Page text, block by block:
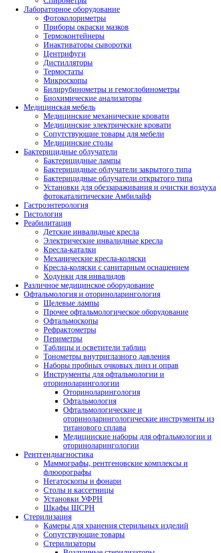
Лабораторное оборудование
Фотоколориметры
Приборы окраски мазков
Термоконтейнеры
Инактиваторы сыворотки
Центрифуги
Дистилляторы
Термостаты
Микроскопы
Билирубинометры и гемоглобинометры
Биохимические анализаторы
Медицинская мебель
Медицинские механические кровати
Медицинские электрические кровати
Сопутствующие товары для мебели
Медицинские столы
Бактерицидные облучатели
Бактерицидные лампы
Бактерицидные облучатели закрытого типа
Бактерицидные облучатели открытого типа
Установки для обеззараживания и очистки воздуха
фотокаталитические Амбилайф
Гастроэнтерология
Гистология
Реабилитация
Детские инвалидные кресла
Электрические инвалидные кресла
Кресла-каталки
Механические кресла-коляски
Кресла-коляски с санитарным оснащением
Ходунки для инвалидов
Различное медицинское оборудование
Офтальмология и оториноларингология
Щелевые лампы
Прочее офтальмологическое оборудование
Офтальмоскопы
Рефрактометры
Периметры
Таблицы и осветители таблиц
Тонометры внутриглазного давления
Наборы пробных очковых линз и оправ
Инструменты для офтальмологии и
оториноларингологии
Оториноларингология
Офтальмология
Офтальмологические и
оториноларингологические инструменты из
титанового сплава
Медицинские наборы для офтальмологии и
оториноларингологии
Рентгендиагностика
Маммографы, рентгеновские комплексы и
флюорографы
Негатоскопы и фонари
Столы и кассетницы
Установки УФРН
Шкафы ШСРН
Стерилизация
Камеры для хранения стерильных изделий
Сопутствующие товары
Стерилизаторы